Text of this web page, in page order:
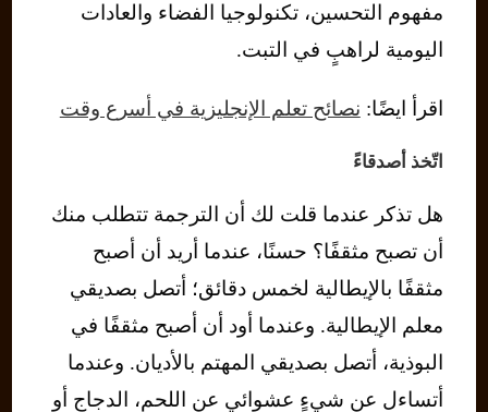
مفهوم التحسين، تكنولوجيا الفضاء والعادات
اليومية لراهبٍ في التبت.
اقرأ ايضًا: نصائح تعلم الإنجليزية في أسرع وقت
اتّخذ أصدقاءً
هل تذكر عندما قلت لك أن الترجمة تتطلب منك
أن تصبح مثقفًا؟ حسنًا، عندما أريد أن أصبح
مثقفًا بالإيطالية لخمس دقائق؛ أتصل بصديقي
معلم الإيطالية. وعندما أود أن أصبح مثقفًا في
البوذية، أتصل بصديقي المهتم بالأديان. وعندما
أتساءل عن شيءٍ عشوائي عن اللحم، الدجاج أو